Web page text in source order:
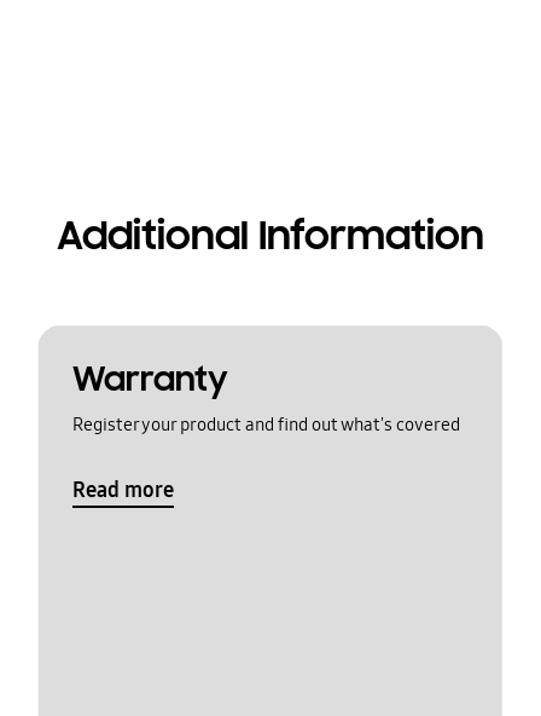
Additional Information
Warranty
Register your product and find out what's covered
Read more